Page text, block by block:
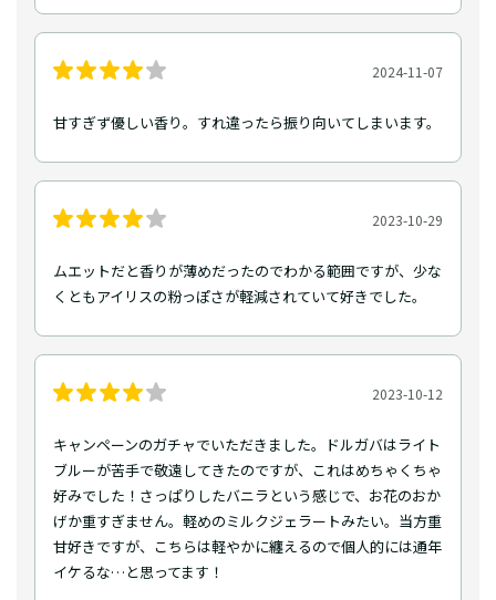
2024-11-07
甘すぎず優しい香り。すれ違ったら振り向いてしまいます。
2023-10-29
ムエットだと香りが薄めだったのでわかる範囲ですが、少な
くともアイリスの粉っぽさが軽減されていて好きでした。
2023-10-12
キャンペーンのガチャでいただきました。ドルガバはライト
ブルーが苦手で敬遠してきたのですが、これはめちゃくちゃ
好みでした！さっぱりしたバニラという感じで、お花のおか
げか重すぎません。軽めのミルクジェラートみたい。当方重
甘好きですが、こちらは軽やかに纏えるので個人的には通年
イケるな…と思ってます！